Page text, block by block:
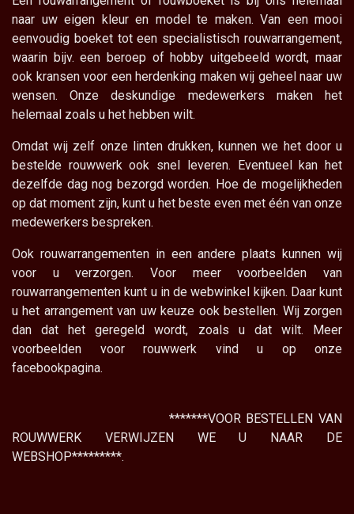
naar uw eigen kleur en model te maken. Van een mooi
eenvoudig boeket tot een specialistisch rouwarrangement,
waarin bijv. een beroep of hobby uitgebeeld wordt, maar
ook kransen voor een herdenking maken wij geheel naar uw
wensen. Onze deskundige medewerkers maken het
helemaal zoals u het hebben wilt.
Omdat wij zelf onze linten drukken, kunnen we het door u
bestelde rouwwerk ook snel leveren. Eventueel kan het
dezelfde dag nog bezorgd worden. Hoe de mogelijkheden
op dat moment zijn, kunt u het beste even met één van onze
medewerkers bespreken.
Ook rouwarrangementen in een andere plaats kunnen wij
voor u verzorgen. Voor meer voorbeelden van
rouwarrangementen kunt u in de webwinkel kijken. Daar kunt
u het arrangement van uw keuze ook bestellen. Wij zorgen
dan dat het geregeld wordt, zoals u dat wilt. Meer
voorbeelden voor rouwwerk vind u op onze
facebookpagina.
*******VOOR BESTELLEN VAN
ROUWWERK VERWIJZEN WE U NAAR DE
WEBSHOP*********.